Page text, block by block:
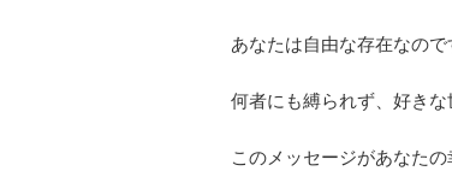
あなたは自由な存在なので
何者にも縛られず、好き
このメッセージがあなた